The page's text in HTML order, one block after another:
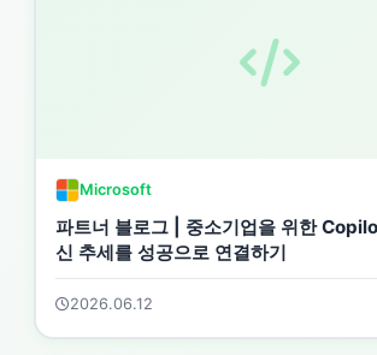
Microsoft
파트너 블로그 | 중소기업을 위한
신 추세를 성공으로 연결하기
2026.06.12